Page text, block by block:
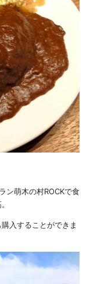
ン萌木の村ROCKで食
入することができま